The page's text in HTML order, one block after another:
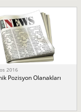
2016
Pozisyon Olanakları